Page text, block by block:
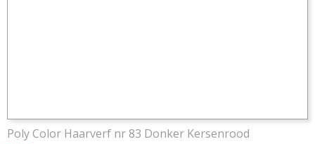
Poly Color Haarverf nr 83 Donker Kersenrood